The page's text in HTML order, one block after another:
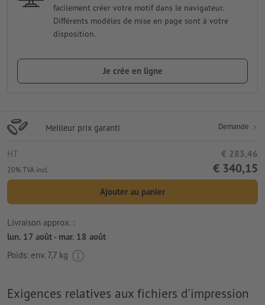
facilement créer votre motif dans le navigateur.
Différents modèles de mise en page sont à votre
disposition.
Je crée en ligne
Meilleur prix garanti Demande
HT € 283,46
20% TVA incl. € 340,15
Ajouter au panier
Livraison approx. :
lun. 17 août - mar. 18 août
Poids: env. 7,7 kg
Exigences relatives aux fichiers d'impression